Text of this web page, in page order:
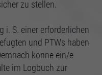
zu stellen.
i. S. einer erforderlichen
und PTWs haben
könne ein/e
im Logbuch zur